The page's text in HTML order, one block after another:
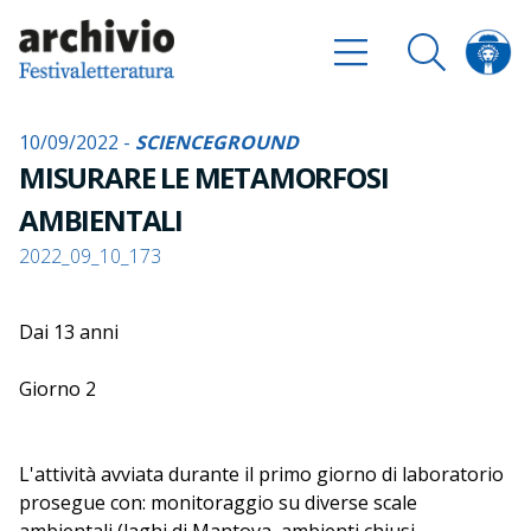
10/09/2022 - SCIENCEGROUND
MISURARE LE METAMORFOSI
AMBIENTALI
2022_09_10_173
Dai 13 anni
Giorno 2
L'attività avviata durante il primo giorno di laboratorio
prosegue con: monitoraggio su diverse scale